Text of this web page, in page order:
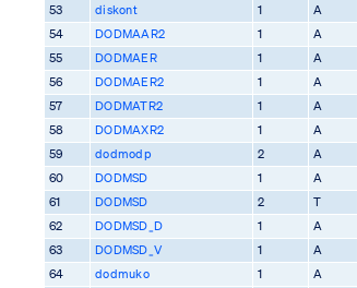
53
diskont 1 A
54
DODMAAR2 1 A
55
DODMAER 1 A
56
DODMAER2 1 A
57
DODMATR2 1 A
58
DODMAXR2 1 A
59
dodmodp 2 A
60
DODMSD 1 A
61
DODMSD 2 T
62
DODMSD_D 1 A
63
DODMSD_V 1 A
64
dodmuko 1 A